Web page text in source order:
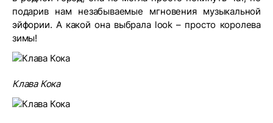
подарив нам незабываемые мгновения музыкальной
эйфории. А какой она выбрала look – просто королева
зимы!
Клава Кока